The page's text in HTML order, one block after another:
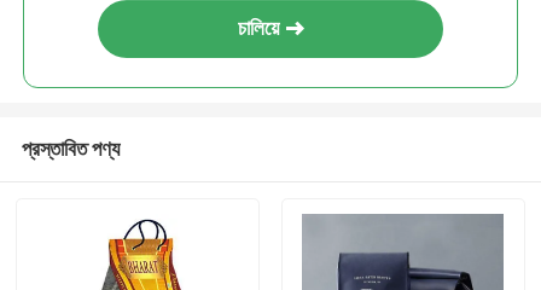
চালিয়ে
প্রস্তাবিত পণ্য